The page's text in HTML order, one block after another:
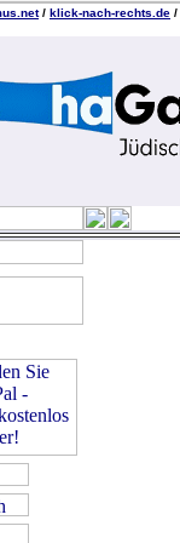
/ klick-nach-rechts.de /